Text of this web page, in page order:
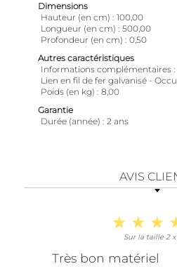
Dimensions
Hauteur (en cm)
100,00
Longueur (en cm)
500,00
Profondeur (en cm)
0,50
Autres caractéristiques
Informations complémentaires
Lien en fil de fer galvanisé -
Poids (en kg)
8,00
Garantie
Durée (année)
2 ans
AVIS
Sur la taille 2
Très bon matériel